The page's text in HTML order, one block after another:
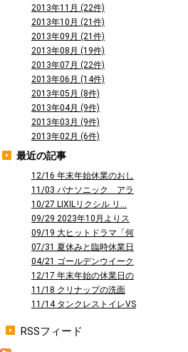
2013年11月 (22件)
2013年10月 (21件)
2013年09月 (21件)
2013年08月 (19件)
2013年07月 (22件)
2013年06月 (14件)
2013年05月 (8件)
2013年04月 (9件)
2013年03月 (9件)
2013年02月 (6件)
最近の記事
12/16 年末年始休業のおし
らせ
11/03 パナソニック アラ
ウーノ...
10/27 LIXILリクシル リ...
09/29 2023年10月よりス
タ...
09/19 大ヒットドラマ「何
曜日に...
07/31 夏休みと臨時休業日
のお知...
04/21 ゴールデンウイーク
休業の...
12/17 年末年始の休業日の
お知ら...
11/18 クリナップの洗面
台 ファ...
11/14 タンクレストイレVS
RSSフィード